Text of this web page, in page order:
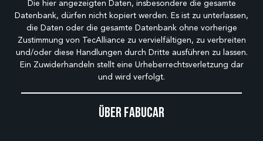
Über Fabucar
Die hier angezeigten Daten, insbesondere die gesamte
Datenbank, dürfen nicht kopiert werden. Es ist zu unterlassen,
die Daten oder die gesamte Datenbank ohne vorherige
Zustimmung von TecAlliance zu vervielfältigen, zu verbreiten
und/oder diese Handlungen durch Dritte ausführen zu lassen.
Ein Zuwiderhandeln stellt eine Urheberrechtsverletzung dar
und wird verfolgt.